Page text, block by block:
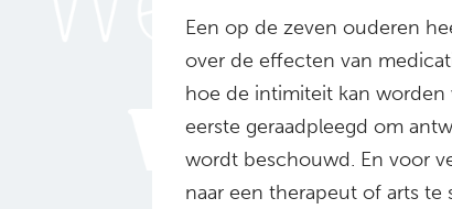
Een op de zeven ouderen
over de effecten van
hoe de intimiteit kan
eerste geraadpleegd om
wordt beschouwd. En voor
naar een therapeut of arts